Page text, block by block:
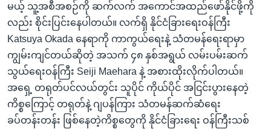
အ
ညွန်း
စာမျက်နှာ
သို့
ကျော်
ကြည့်
ရန်
ရှာဖွေ
သုတပဒေသာ အင်္ဂလိပ်စာ
Learning English
ဗွီအိုအေ လူမှုကွန်ယက်များ
ဘာသာစကားများ
မယ့် သူ့အစီအစဉ်ကို ဆက်လက် အကောင်အထည်ဖော်နိုင်ဖို့ကို
လည်း စိုင်းပြင်းနေပါတယ်။ လက်ရှိ နိုင်ငံခြားရေးဝန်ကြီး
Katsuya Okada နေရာကို ကာကွယ်ရေးနဲ့ သံတမန်ရေးရာမှာ
ကျွမ်းကျင်တယ်ဆိုတဲ့ အသက် ၄၈ နှစ်အရွယ် လမ်းပမ်းဆက်
သွယ်ရေးဝန်ကြီး Seiji Maehara နဲ့ အစားထိုးလိုက်ပါတယ်။
အရှေ့ တရုတ်ပင်လယ်တွင်း သူပိုင် ကိုယ်ပိုင် အငြင်းပွားနေတဲ့
ကိစ္စကြောင့် တရုတ်နဲ့ ဂျပန်ကြား သံတမန်ဆက်ဆံရေး
ခပ်တန်းတန်း ဖြစ်နေတဲ့ကိစ္စတွေကို နိုင်ငံခြားရေး ဝန်ကြီးသစ်